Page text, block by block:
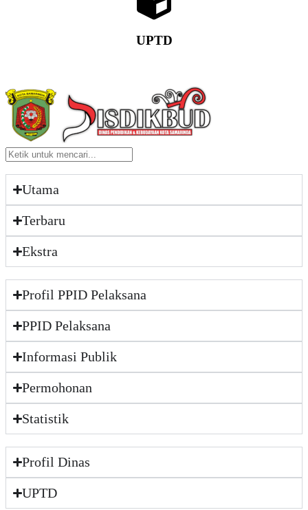
UPTD
Utama
Terbaru
Ekstra
Profil PPID Pelaksana
PPID Pelaksana
Informasi Publik
Permohonan
Statistik
Profil Dinas
UPTD